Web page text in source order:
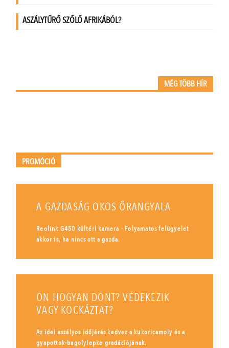
MÉG TÖBB HÍR
PROMÓCIÓ
A GAZDASÁG OKOS ŐRANGYALA
Reolink G450 kültéri kamera - Folyamatos felügyelet
akkor is, ha nincs ott a gazda.
ÖN HOGYAN DÖNT? VÉDEKEZIK
VAGY KOCKÁZTAT?
Az idei aszályos időjárás kedvez a kukoricamoly és a
gyapottok-bagolylepke gradációjának.